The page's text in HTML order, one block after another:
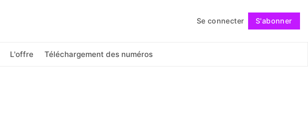
Se connecter S'abonner
L'offre Téléchargement des numéros
Suivre